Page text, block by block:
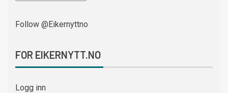
Follow @Eikernyttno
FOR EIKERNYTT.NO
Logg inn